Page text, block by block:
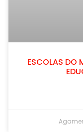
ESCOLAS DO